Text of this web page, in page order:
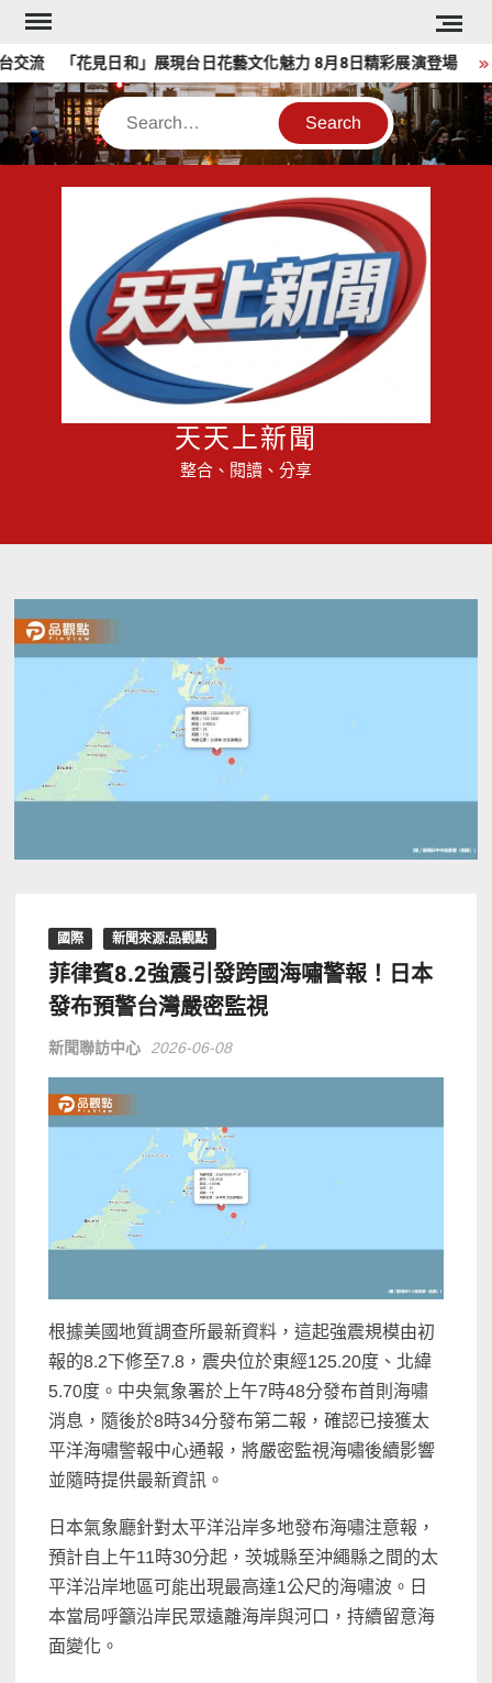
Skip
content
流 「花見日和」展現台日花藝文化魅力 8月8日精彩展演登場
Search
天天上新聞
整合、閱讀、分享
國際 新聞來源:品觀點
菲律賓8.2強震引發跨國海嘯警報！日本
發布預警台灣嚴密監視
新聞聯訪中心 2026-06-08
根據美國地質調查所最新資料，這起強震規模由初
報的8.2下修至7.8，震央位於東經125.20度、北緯
5.70度。中央氣象署於上午7時48分發布首則海嘯
消息，隨後於8時34分發布第二報，確認已接獲太
平洋海嘯警報中心通報，將嚴密監視海嘯後續影響
並隨時提供最新資訊。
日本氣象廳針對太平洋沿岸多地發布海嘯注意報，
預計自上午11時30分起，茨城縣至沖繩縣之間的太
平洋沿岸地區可能出現最高達1公尺的海嘯波。日
本當局呼籲沿岸民眾遠離海岸與河口，持續留意海
面變化。